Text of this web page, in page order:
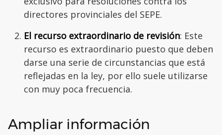
directores provinciales del SEPE.
El recurso extraordinario de revisión: Este
recurso es extraordinario puesto que deben
darse una serie de circunstancias que está
reflejadas en la ley, por ello suele utilizarse
con muy poca frecuencia.
Ampliar información